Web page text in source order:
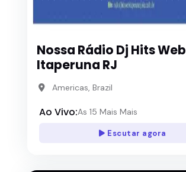
Nossa Rádio Dj Hits Web
Itaperuna RJ
Americas, Brazil
Ao Vivo:As 15 Mais Mais
Escutar agora